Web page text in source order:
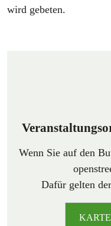
wird gebeten.
Wenn Sie auf den
Dafür gelten